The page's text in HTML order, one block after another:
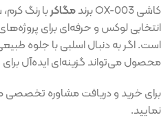
کاشی OX-003 برند مگاکر
انتخابی لوکس و حرفه‌ای برای
است. اگر به دنبال اسلبی با جلوه
محصول می‌تواند گزینه‌ای ایده‌آل
برای خرید و دریافت مشاوره تخصصی
نمایید.